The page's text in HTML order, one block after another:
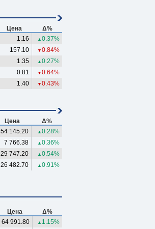
Цена
Δ%
1.16 ▲ 0.37%
157.10 ▼ 0.84%
1.35 ▲ 0.27%
0.81 ▼ 0.64%
1.40 ▼ 0.43%
Цена
Δ%
54 145.20 ▲ 0.28%
7 766.38 ▲ 0.36%
29 747.20 ▲ 0.54%
26 482.70 ▲ 0.91%
Цена
Δ%
64 991.80 ▲ 1.15%